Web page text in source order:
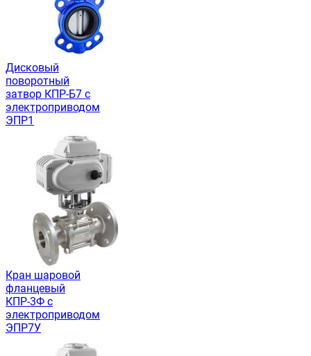
Дисковый
поворотный
затвор КПР-Б7 с
электроприводом
ЭПР1
Кран шаровой
фланцевый
КПР-3Ф с
электроприводом
ЭПР7У